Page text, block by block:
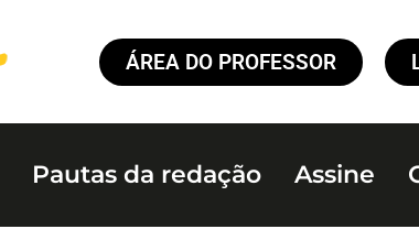
ÁREA DO PROFESSOR
Pautas da redação Assine